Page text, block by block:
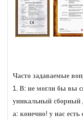
Часто задаваемые
1. В: не могли бы вы
уникальный сборный
а: конечно! у нас